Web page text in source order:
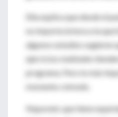
Ella explica que desde el
no importa la hora a la que
algunos estudios sugieren
ejercicios matinales
programa. Pero lo más
momento cómodo.
Neporent, que tiene